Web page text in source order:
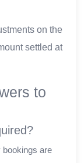
on the
settled at
to
bookings are